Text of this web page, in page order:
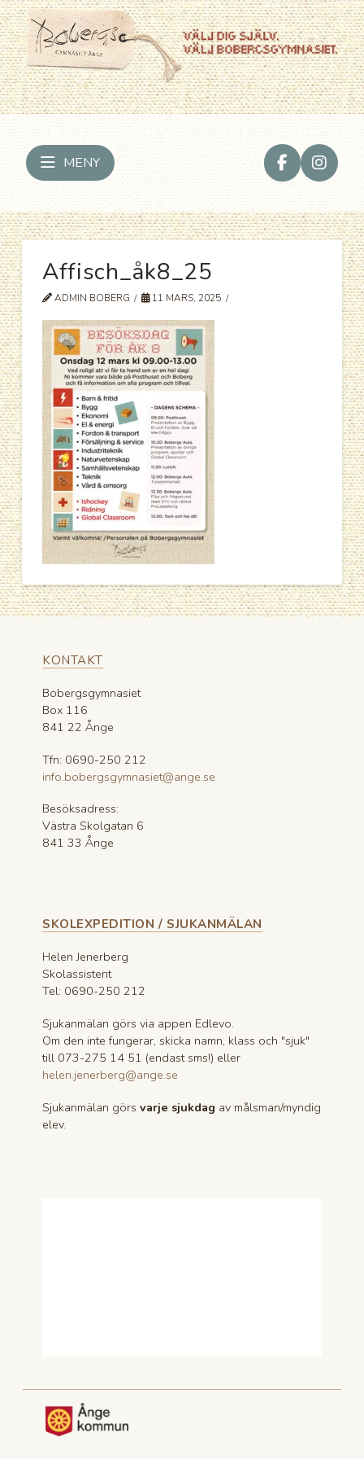
MENY
Affisch_åk8_25
ADMIN BOBERG 11 MARS, 2025
KONTAKT
Bobergsgymnasiet
Box 116
841 22 Ånge
Tfn: 0690-250 212
info.bobergsgymnasiet@ange.se
Besöksadress:
Västra Skolgatan 6
841 33 Ånge
SKOLEXPEDITION / SJUKANMÄLAN
Helen Jenerberg
Skolassistent
Tel: 0690-250 212
Sjukanmälan görs via appen Edlevo.
Om den inte fungerar, skicka namn, klass och "sjuk"
till 073-275 14 51 (endast sms!) eller
helen.jenerberg@ange.se
Sjukanmälan görs varje sjukdag av målsman/myndig
elev.